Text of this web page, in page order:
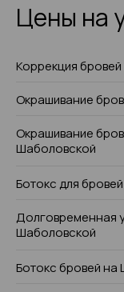
Цены на
Коррекция
Окрашивание
Окрашивание
Шаболовской
Ботокс для
Долговременная
Шаболовской
Ботокс бровей